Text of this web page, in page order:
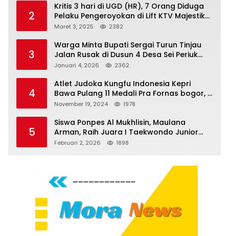
2
Kritis 3 hari di UGD (HR), 7 Orang Diduga
Pelaku Pengeroyokan di Lift KTV Majestik
Melenggang Bebas, Kantor Hukum JAP
Tanjungpinang
Maret 3, 2025 2382
3
Warga Minta Bupati Sergai Turun Tinjau
Jalan Rusak di Dusun 4 Desa Sei Periuk
Serdang Bedagai
Januari 4, 2026 2362
4
Atlet Judoka Kungfu Indonesia Kepri
Bawa Pulang 11 Medali Pra Fornas bogor, 3
Emas dan 8 Perunggu.
November 19, 2024 1978
5
Siswa Ponpes Al Mukhlisin, Maulana
Arman, Raih Juara I Taekwondo Junior
Putra di Riau National Championship 2026
Februari 2, 2026 1898